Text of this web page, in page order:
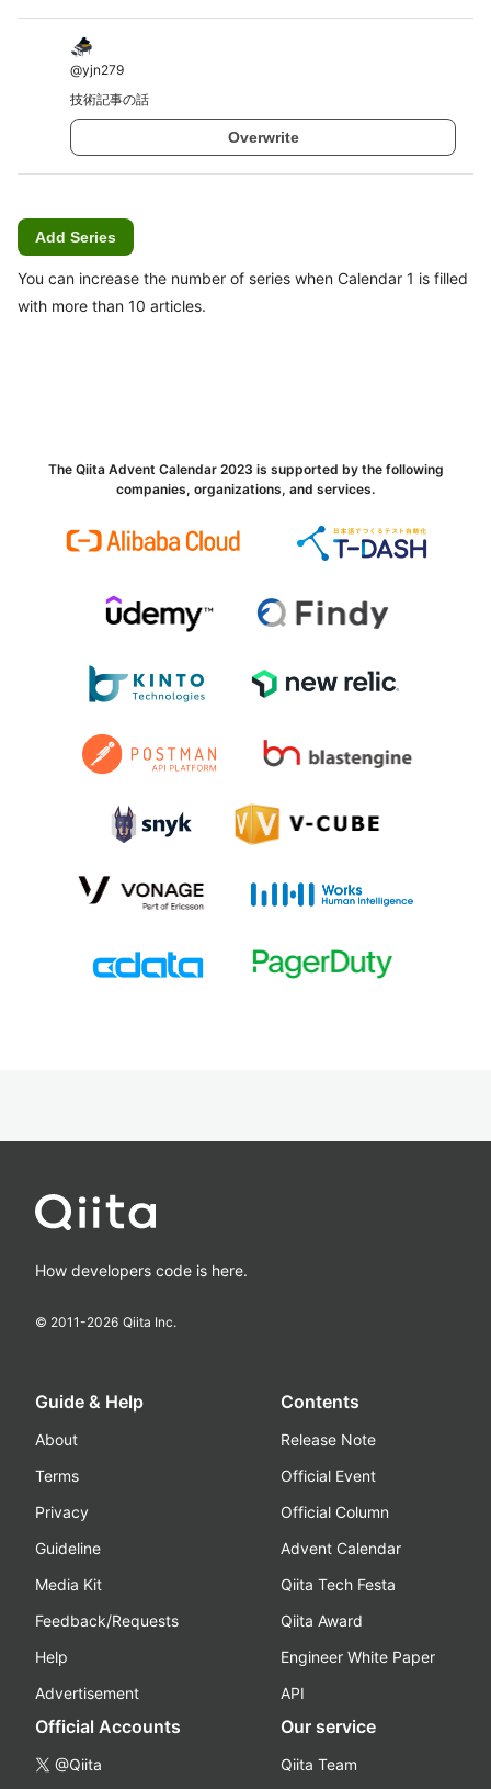
@yjn279
技術記事の話
Overwrite
Add Series
You can increase the number of series when Calendar 1 is filled
with more than 10 articles.
The Qiita Advent Calendar 2023 is supported by the following
companies, organizations, and services.
How developers code is here.
© 2011-2026 Qiita Inc.
Guide & Help
About
Terms
Privacy
Guideline
Media Kit
Feedback/Requests
Help
Advertisement
Contents
Release Note
Official Event
Official Column
Advent Calendar
Qiita Tech Festa
Qiita Award
Engineer White Paper
API
Official Accounts
@Qiita
Our service
Qiita Team